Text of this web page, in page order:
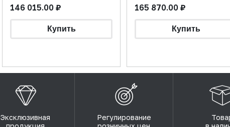
146 015.00 ₽ 165 870.00 ₽
Эксклюзивная
Регулирование